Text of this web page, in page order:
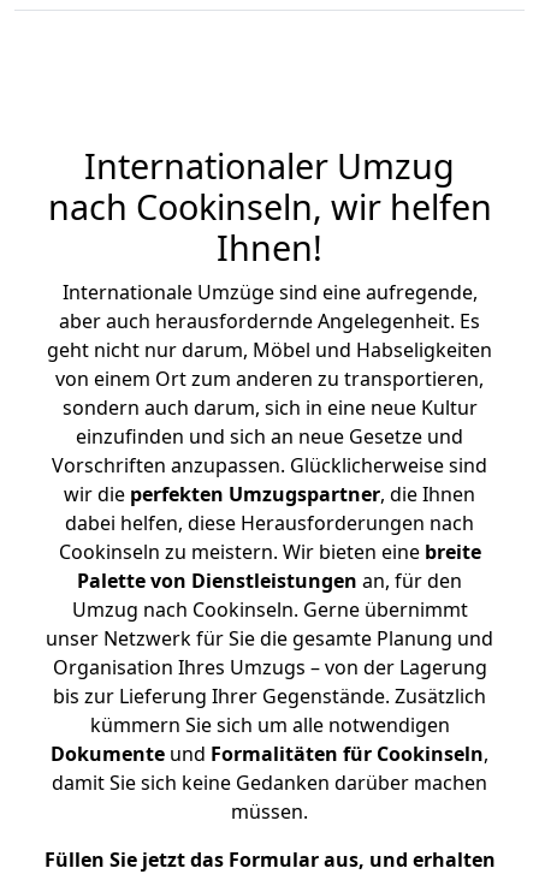
Internationaler Umzug
nach Cookinseln, wir helfen
Ihnen!
Internationale Umzüge sind eine aufregende,
aber auch herausfordernde Angelegenheit. Es
geht nicht nur darum, Möbel und Habseligkeiten
von einem Ort zum anderen zu transportieren,
sondern auch darum, sich in eine neue Kultur
einzufinden und sich an neue Gesetze und
Vorschriften anzupassen. Glücklicherweise sind
wir die perfekten Umzugspartner, die Ihnen
dabei helfen, diese Herausforderungen nach
Cookinseln zu meistern. Wir bieten eine breite
Palette von Dienstleistungen an, für den
Umzug nach Cookinseln. Gerne übernimmt
unser Netzwerk für Sie die gesamte Planung und
Organisation Ihres Umzugs – von der Lagerung
bis zur Lieferung Ihrer Gegenstände. Zusätzlich
kümmern Sie sich um alle notwendigen
Dokumente und Formalitäten für Cookinseln,
damit Sie sich keine Gedanken darüber machen
müssen.
Füllen Sie jetzt das Formular aus, und erhalten